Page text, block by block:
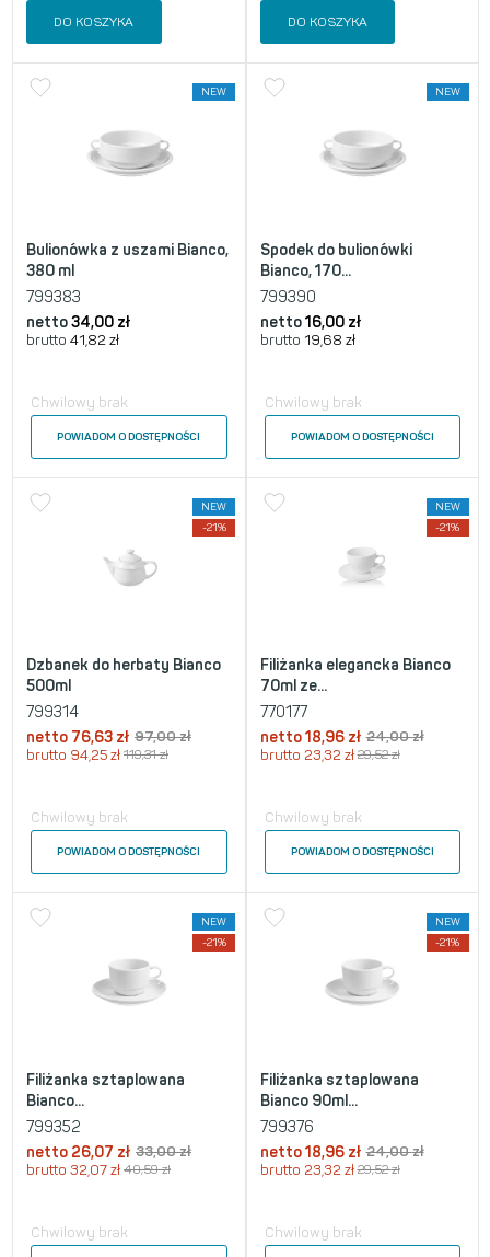
DO KOSZYKA DO KOSZYKA
NEW
Bulionówka z uszami Bianco,
380 ml
799383
netto34,00 zł
brutto 41,82 zł
Chwilowy brak
POWIADOM O DOSTĘPNOŚCI
NEW
Spodek do bulionówki
Bianco, 170...
799390
netto 16,00 zł
brutto 19,68 zł
Chwilowy brak
POWIADOM O DOSTĘPNOŚCI
NEW
-21%
Dzbanek do herbaty Bianco
500ml
799314
netto 76,63 zł 97,00zł
brutto 94,25 zł 119,31zł
Chwilowy brak
POWIADOM O DOSTĘPNOŚCI
NEW
-21%
Filiżanka elegancka Bianco
70ml ze...
770177
netto 18,96 zł 24,00zł
brutto 23,32 zł 29,52zł
Chwilowy brak
POWIADOM O DOSTĘPNOŚCI
NEW
-21%
Filiżanka sztaplowana
Bianco...
799352
netto 26,07 zł 33,00zł
brutto 32,07 zł 40,59zł
Chwilowy brak
NEW
-21%
Filiżanka sztaplowana
Bianco 90ml...
799376
netto 18,96 zł 24,00zł
brutto 23,32 zł 29,52zł
Chwilowy brak